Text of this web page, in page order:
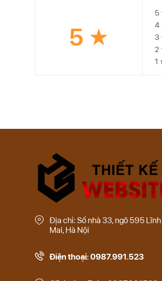
5 ★
5
4
3
2
1
Địa chỉ: Số nhà 33, ngõ 595
Mai, Hà Nội
Điện thoại: 0987.991.523